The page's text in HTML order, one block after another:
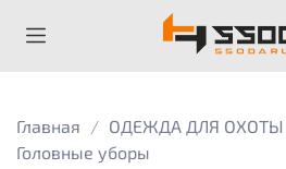
Главная ОДЕЖДА ДЛЯ
Головные уборы